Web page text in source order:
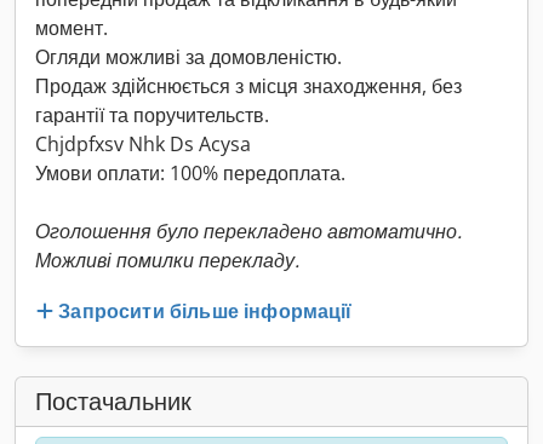
момент.
Огляди можливі за домовленістю.
Продаж здійснюється з місця знаходження, без
гарантії та поручительств.
Chjdpfxsv Nhk Ds Acysa
Умови оплати: 100% передоплата.
Оголошення було перекладено автоматично.
Можливі помилки перекладу.
Запросити більше інформації
Постачальник